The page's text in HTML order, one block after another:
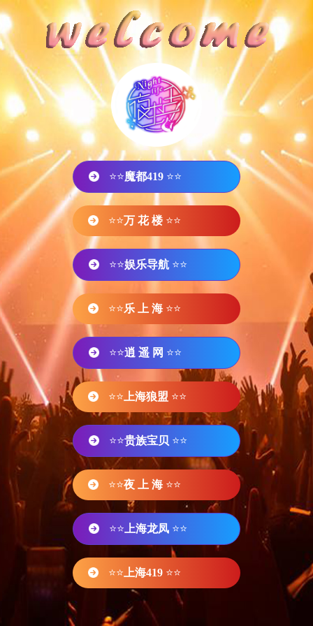
⭐⭐魔都419 ⭐⭐
⭐⭐万 花 楼 ⭐⭐
⭐⭐娱乐导航 ⭐⭐
⭐⭐乐 上 海 ⭐⭐
⭐⭐逍 遥 网 ⭐⭐
⭐⭐ 上海狼盟 ⭐⭐
⭐⭐贵族宝贝 ⭐⭐
⭐⭐夜 上 海 ⭐⭐
⭐⭐ 上海龙凤 ⭐⭐
⭐⭐ 上海419 ⭐⭐